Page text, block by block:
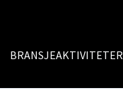
BRANSJEAKTIVITETER